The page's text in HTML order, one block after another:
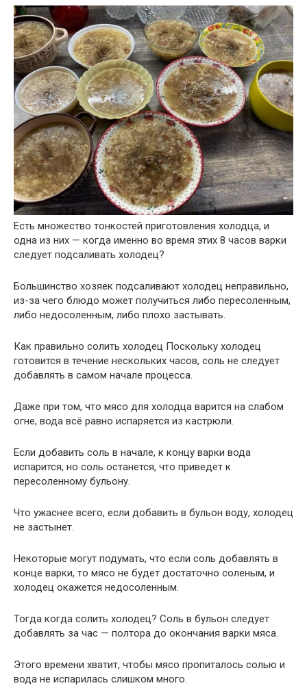
Есть множество тонкостей приготовления холодца, и
одна из них — когда именно во время этих 8 часов варки
следует подсаливать холодец?
Большинство хозяек подсаливают холодец неправильно,
из-за чего блюдо может получиться либо пересоленным,
либо недосоленным, либо плохо застывать.
Как правильно солить холодец Поскольку холодец
готовится в течение нескольких часов, соль не следует
добавлять в самом начале процесса.
Даже при том, что мясо для холодца варится на слабом
огне, вода всё равно испаряется из кастрюли.
Если добавить соль в начале, к концу варки вода
испарится, но соль останется, что приведет к
пересоленному бульону.
Что ужаснее всего, если добавить в бульон воду, холодец
не застынет.
Некоторые могут подумать, что если соль добавлять в
конце варки, то мясо не будет достаточно соленым, и
холодец окажется недосоленным.
Тогда когда солить холодец? Соль в бульон следует
добавлять за час — полтора до окончания варки мяса.
Этого времени хватит, чтобы мясо пропиталось солью и
вода не испарилась слишком много.